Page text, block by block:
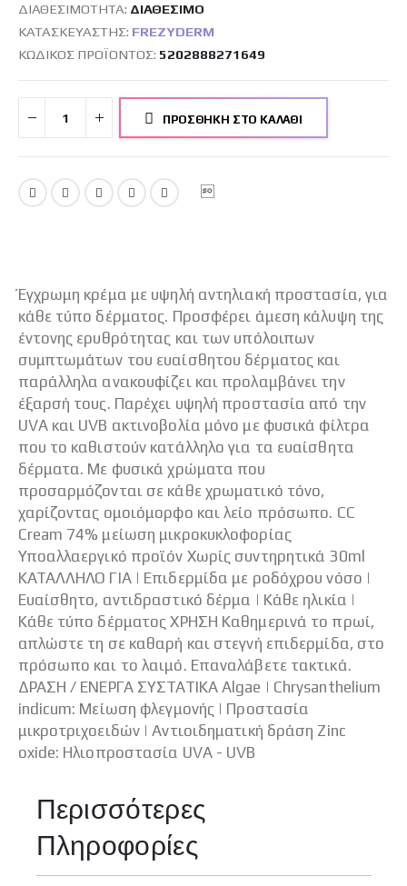
ΔΙΑΘΕΣΙΜΌΤΗΤΑ: ΔΙΑΘΈΣΙΜO
ΚΑΤΑΣΚΕΥΑΣΤΉΣ: FREZYDERM
ΚΩΔΙΚΌΣ ΠΡΟΪΌΝΤΟΣ 5202888271649
ΠΡΟΣΘΉΚΗ ΣΤΟ ΚΑΛΆΘΙ
Έγχρωμη κρέμα με υψηλή αντηλιακή προστασία, για
κάθε τύπο δέρματος. Προσφέρει άμεση κάλυψη της
έντονης ερυθρότητας και των υπόλοιπων
συμπτωμάτων του ευαίσθητου δέρματος και
παράλληλα ανακουφίζει και προλαμβάνει την
έξαρσή τους. Παρέχει υψηλή προστασία από την
UVA και UVB ακτινοβολία μόνο με φυσικά φίλτρα
που το καθιστούν κατάλληλο για τα ευαίσθητα
δέρματα. Με φυσικά χρώματα που
προσαρμόζονται σε κάθε χρωματικό τόνο,
χαρίζοντας ομοιόμορφο και λείο πρόσωπο. CC
Cream 74% μείωση μικροκυκλοφορίας
Υποαλλαεργικό προϊόν Χωρίς συντηρητικά 30ml
ΚΑΤΑΛΛΗΛΟ ΓΙΑ | Επιδερμίδα με ροδόχρου νόσο |
Ευαίσθητο, αντιδραστικό δέρμα | Κάθε ηλικία |
Κάθε τύπο δέρματος ΧΡΗΣΗ Καθημερινά το πρωί,
απλώστε τη σε καθαρή και στεγνή επιδερμίδα, στο
πρόσωπο και το λαιμό. Επαναλάβετε τακτικά.
ΔΡΑΣΗ / ΕΝΕΡΓΑ ΣΥΣΤΑΤΙΚΑ Algae | Chrysanthelium
indicum: Μείωση φλεγμονής | Προστασία
μικροτριχοειδών | Αντιοιδηματική δράση Zinc
oxide: Ηλιοπροστασία UVA - UVB
Περισσότερες
Πληροφορίες